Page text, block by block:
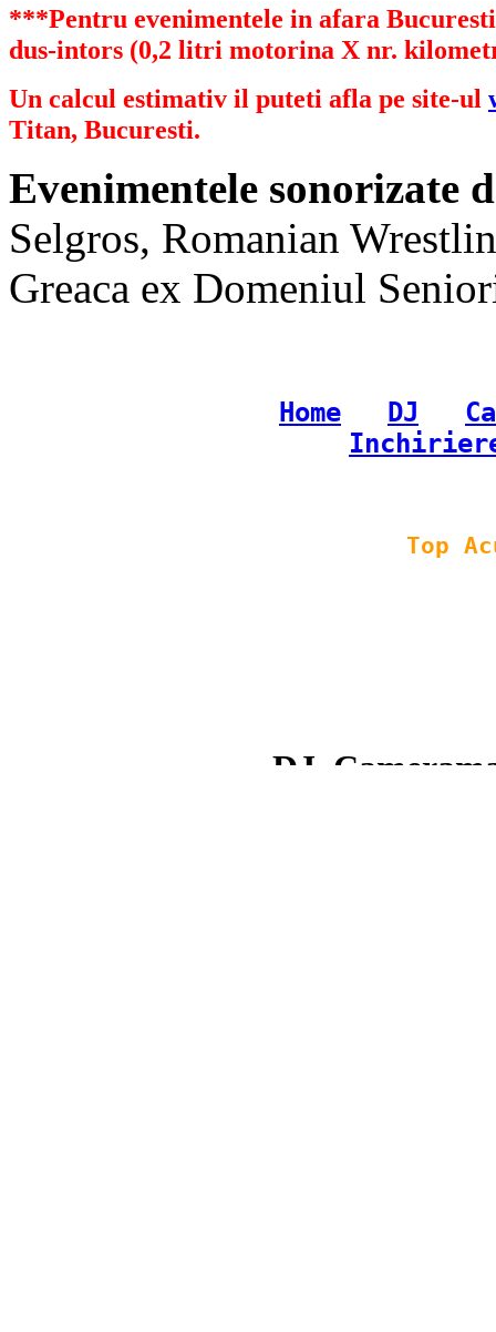
***Pentru evenimentele in afara
dus-intors (0,2 litri motorina X nr.
Un calcul estimativ il puteti afla pe site-ul
Titan, Bucuresti.
Evenimentele sonorizate
Selgros, Romanian
Greaca ex Domeniul